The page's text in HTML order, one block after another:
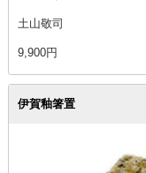
土山敬司
9,900円
伊賀釉箸置